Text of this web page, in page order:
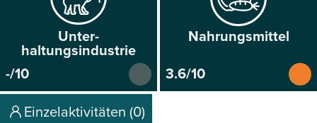
Unter­
haltungsindustrie
-/10
Nahrungs­mittel
3.6/10
Einzelaktivitäten (0)